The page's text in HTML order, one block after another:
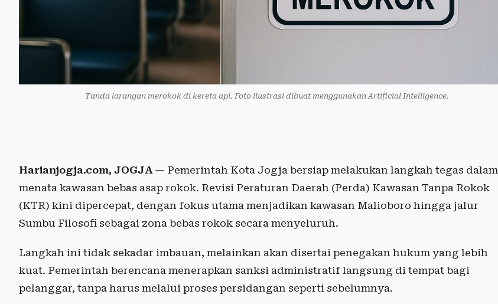
Tanda larangan merokok di kereta api. Foto ilustrasi dibuat menggunakan Artificial Intelligence.
Harianjogja.com, JOGJA — Pemerintah Kota Jogja bersiap melakukan langkah tegas dalam
menata kawasan bebas asap rokok. Revisi Peraturan Daerah (Perda) Kawasan Tanpa Rokok
(KTR) kini dipercepat, dengan fokus utama menjadikan kawasan Malioboro hingga jalur
Sumbu Filosofi sebagai zona bebas rokok secara menyeluruh.
Langkah ini tidak sekadar imbauan, melainkan akan disertai penegakan hukum yang lebih
kuat. Pemerintah berencana menerapkan sanksi administratif langsung di tempat bagi
pelanggar, tanpa harus melalui proses persidangan seperti sebelumnya.